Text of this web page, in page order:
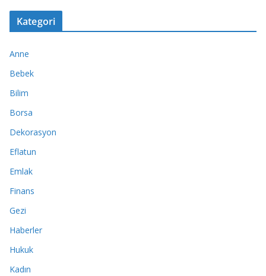
Kategori
Anne
Bebek
Bilim
Borsa
Dekorasyon
Eflatun
Emlak
Finans
Gezi
Haberler
Hukuk
Kadın